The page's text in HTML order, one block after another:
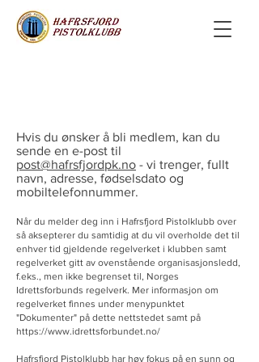
Hvis du ønsker å bli medlem, kan du
sende en e-post til
post@hafrsfjordpk.no - vi trenger, fullt
navn, adresse, fødselsdato og
mobiltelefonnummer.
Når du melder deg inn i Hafrsfjord Pistolklubb over
så aksepterer du samtidig at du vil overholde det til
enhver tid gjeldende regelverket i klubben samt
regelverket gitt av ovenstående organisasjonsledd,
f.eks., men ikke begrenset til, Norges
Idrettsforbunds regelverk. Mer informasjon om
regelverket finnes under menypunktet
"Dokumenter" på dette nettstedet samt på
https://www.idrettsforbundet.no/
Hafrsfjord Pistolklubb har høy fokus på en sunn og